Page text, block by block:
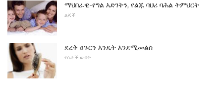
ማህበራዊ-የግል እድገትን, የልጁ ባህሪ ባሕል ትምህርት
ልጆች
ደረቅ ፀጉርን እንዴት እንደሚመልስ
የሴቶች ውበት